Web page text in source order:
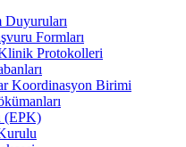
Formları
Klinik Protokolleri
Koordinasyon Birimi
(EPK)